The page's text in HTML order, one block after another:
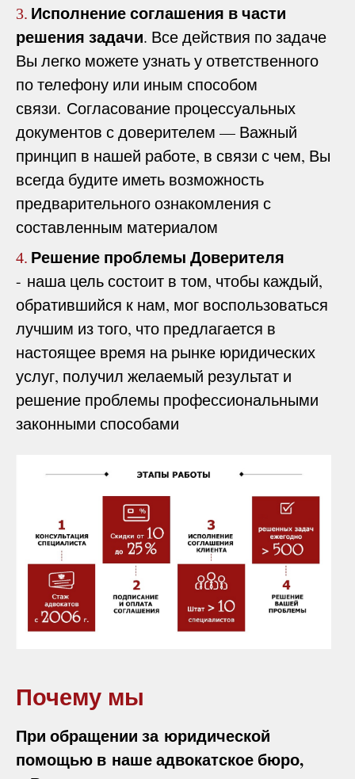
3. Исполнение соглашения в части
решения задачи. Все действия по задаче
Вы легко можете узнать у ответственного
по телефону или иным способом
связи. Согласование процессуальных
документов с доверителем — Важный
принцип в нашей работе, в связи с чем, Вы
всегда будите иметь возможность
предварительного ознакомления с
составленным материалом
4. Решение проблемы Доверителя
- наша цель состоит в том, чтобы каждый,
обратившийся к нам, мог воспользоваться
лучшим из того, что предлагается в
настоящее время на рынке юридических
услуг, получил желаемый результат и
решение проблемы профессиональными
законными способами
Почему мы
При обращении за юридической
помощью в наше адвокатское бюро,